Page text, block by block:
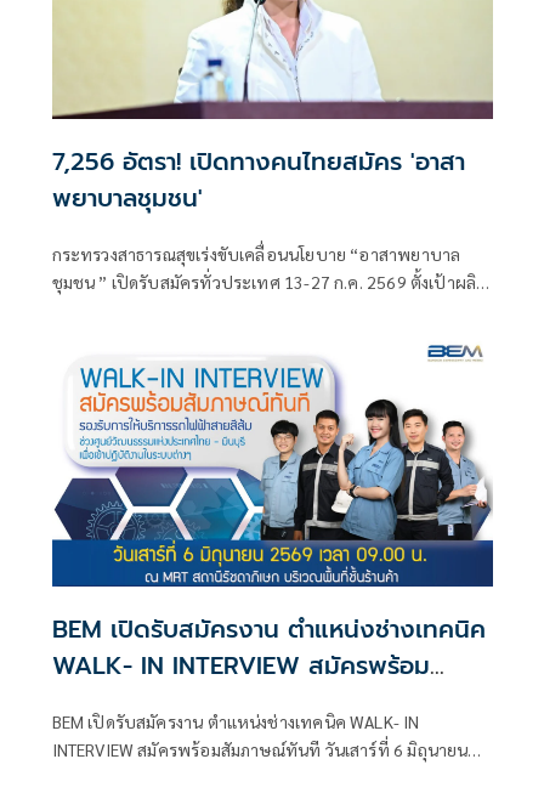
7,256 อัตรา! เปิดทางคนไทยสมัคร 'อาสา
พยาบาลชุมชน'
กระทรวงสาธารณสุขเร่งขับเคลื่อนนโยบาย “อาสาพยาบาล
ชุมชน ” เปิดรับสมัครทั่วประเทศ 13-27 ก.ค. 2569 ตั้งเป้าผลิต
BEM เปิดรับสมัครงาน ตำแหน่งช่างเทคนิค
WALK- IN INTERVIEW สมัครพร้อม
BEM เปิดรับสมัครงาน ตำแหน่งช่างเทคนิค WALK- IN
INTERVIEW สมัครพร้อมสัมภาษณ์ทันที วันเสาร์ที่ 6 มิถุนายน